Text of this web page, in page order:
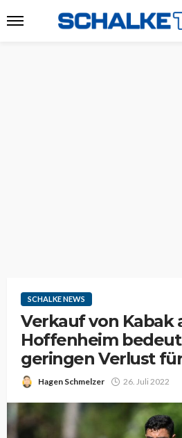
SCHALKE NEWS
Verkauf von Kabak
Hoffenheim
geringen Verlust
Hagen Schmelzer 26. Juli 2022